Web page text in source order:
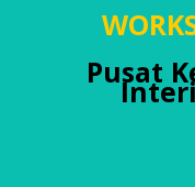
Pusat